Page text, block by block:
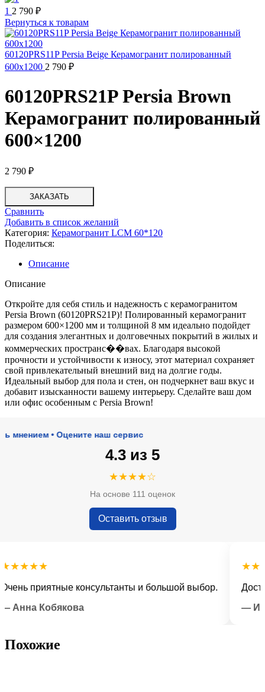
1 2 790 ₽
Вернуться к товарам
60120PRS11P Persia Beige Керамогранит полированный
600x1200 2 790 ₽
60120PRS21P Persia Brown
Керамогранит полированный
600×1200
2 790 ₽
ЗАКАЗАТЬ
Сравнить
Добавить в список желаний
Категория: Керамогранит LCM 60*120
Поделиться:
Описание
Описание
Откройте для себя стиль и надежность с керамогранитом
Persia Brown (60120PRS21P)! Полированный керамогранит
размером 600×1200 мм и толщиной 8 мм идеально подойдет
для создания элегантных и долговечных покрытий в жилых и
коммерческих пространс��вах. Благодаря высокой
прочности и устойчивости к износу, этот материал сохраняет
свой привлекательный внешний вид на долгие годы.
Идеальный выбор для пола и стен, он подчеркнет ваш вкус и
добавит изысканности вашему интерьеру. Сделайте ваш дом
или офис особенным с Persia Brown!
• Оцените наш сервис
4.3 из 5
★★★★☆
На основе 111 оценок
Оставить отзыв
приятные консультанты и большой выбор.
Кобякова
— Илья
Похожие